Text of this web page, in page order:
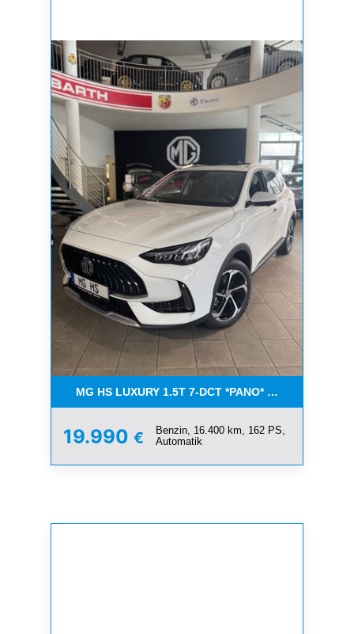
MG HS LUXURY 1.5T 7-DCT *PANO* AUCH IN
19.990 €
Benzin, 16.400 km, 162 PS,
Automatik